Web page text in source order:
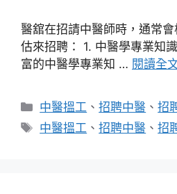
醫舘在招請中醫師時，通常
估來招聘： 1. 中醫學專業知
富的中醫學專業知 … 閱讀全
分
類
中醫搵工 、招聘中醫 、招
標
中醫搵工 、招聘中醫 、招